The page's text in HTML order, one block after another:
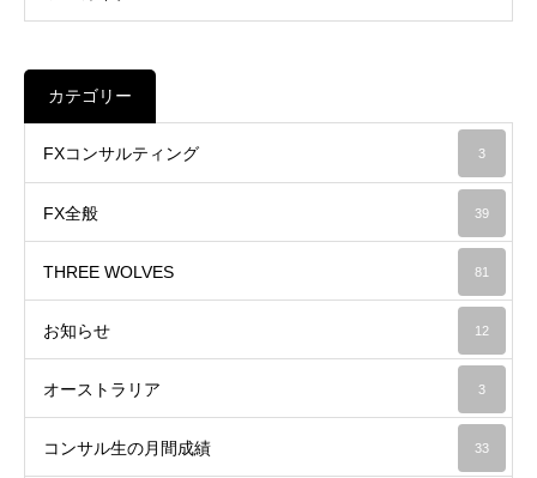
カテゴリー
FXコンサルティング 3
FX全般 39
THREE WOLVES 81
お知らせ 12
オーストラリア 3
コンサル生の月間成績 33